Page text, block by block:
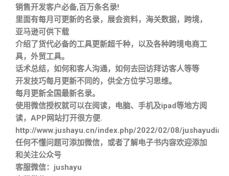
销售开发客户必备,百万条名录!
里面有每月可更新的名录，展会资料，海关数据，跨境，
亚马逊可供下载
介绍了货代必备的工具更新超千种，以及各种跨境电商工
具，外贸工具。
话术总结，如何和客人沟通，如何去回访拜访客人等等
开发技巧每月更新不同的，供全方位学习思维。
每月更新全国最新名录。
使用微信授权就可以在阅读，电脑、手机及ipad等地方阅
读，APP网站打开很方便.
http://www.jushayu.cn/index.php/2022/02/08/
任何不懂问题可添加微信，或者了解电子书内容欢迎添加
和关注公众号
客服微信：jushayu